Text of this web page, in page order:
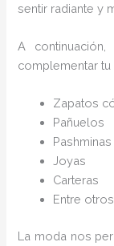
sentir radiante y
A
complementar tu
Zapatos
Pañuelos
Pashminas
Joyas
Carteras
Entre otros.
La moda nos